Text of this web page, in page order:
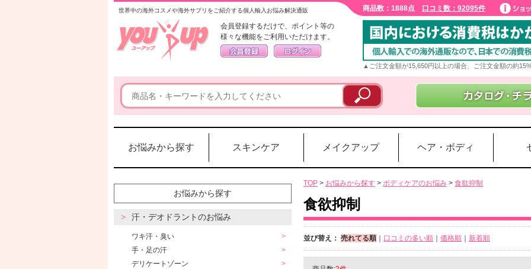
世界中の海外コスメや海外サプリをご紹介する個人輸入お悩み解決通販 商品数：1888点 口コミ数：92095件
会員登録するだけで、ポイント等の
様々な機能をご利用いただけます。
▲ご注文金額が15,650円以上の場合、ご注文金額の約
お悩みから探す スキンケア メイクアップ ヘア・ボディ
お悩みから探す
汗・デオドラントのお悩み
ワキ汗・臭い
手・足の汗
デリケートゾーン
TOP > お悩みから探す > ボディケアのお悩み > 食欲抑制
食欲抑制
並び替え： 売れてる順 口コミの多い順 価格順 新着順